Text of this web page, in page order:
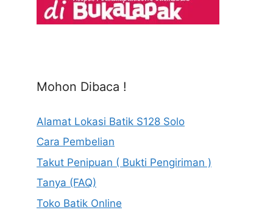
Mohon Dibaca !
Alamat Lokasi Batik S128 Solo
Cara Pembelian
Takut Penipuan ( Bukti Pengiriman )
Tanya (FAQ)
Toko Batik Online